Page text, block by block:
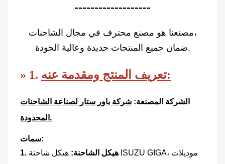
-------------------
مصنعنا هو مصنع محترف في مجال الشاحنات،
ضمان جميع المنتجات جديدة وعالية الجودة.
» 1. تعريف المنتج ومقدمة عنه:
الشركة المصنعة: شركة باور ستار لصناعة الشاحنات
المحدودة.
سمات:
1. هيكل الشاحنة: هيكل شاحنة ISUZU GIGA، موديلات